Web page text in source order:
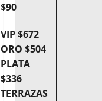
$90
VIP $672
ORO $504
PLATA
$336
TERRAZAS